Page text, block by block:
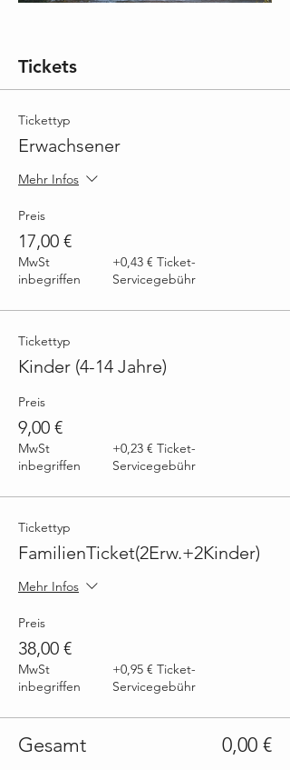
Tickets
Tickettyp
Erwachsener
Mehr Infos
Preis
17,00 €
MwSt
inbegriffen
+0,43 € Ticket-
Servicegebühr
Tickettyp
Kinder (4-14 Jahre)
Preis
9,00 €
MwSt
inbegriffen
+0,23 € Ticket-
Servicegebühr
Tickettyp
FamilienTicket(2Erw.+2Kinder)
Mehr Infos
Preis
38,00 €
MwSt
inbegriffen
+0,95 € Ticket-
Servicegebühr
Gesamt 0,00 €